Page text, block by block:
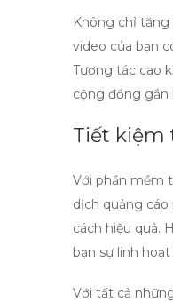
Không chỉ
video của bạn
Tương tác cao
cộng đồng gắn
Tiết kiệm
Với phần mềm
dịch quảng
cách hiệu quả.
bạn sự linh
Với tất cả